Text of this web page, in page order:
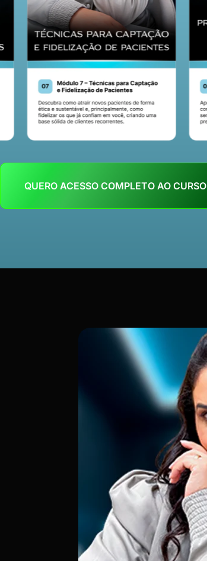
QUERO ACESSO COMPLETO AO CURSO